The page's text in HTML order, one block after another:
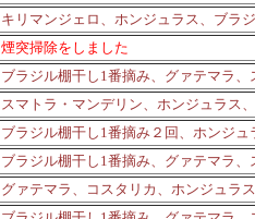
キリマンジェロ、ホンジュラス、 ブラ
煙突掃除をしました
ブラジル棚干し1番摘み、グァテマラ
スマトラ・マンデリン、ホンジュラス
ブラジル棚干し1番摘み２回、ホンジ
ブラジル棚干し1番摘み、グァテマラ
グァテマラ、コスタリカ、ホンジュラ